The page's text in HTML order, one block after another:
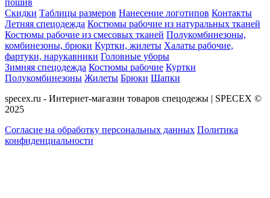
Скидки Таблицы размеров Нанесение логотипов Контакты
Летняя спецодежда Костюмы рабочие из натуральных тканей
Костюмы рабочие из смесовых тканей Полукомбинезоны,
комбинезоны, брюки Куртки, жилеты Халаты рабочие,
фартуки, нарукавники Головные уборы
Зимняя спецодежда Костюмы рабочие Куртки
Полукомбинезоны Жилеты Брюки Шапки
specex.ru - Интернет-магазин товаров спецодежы | SPECEX ©
2025
Согласие на обработку персональных данных Политика
конфиденциальности